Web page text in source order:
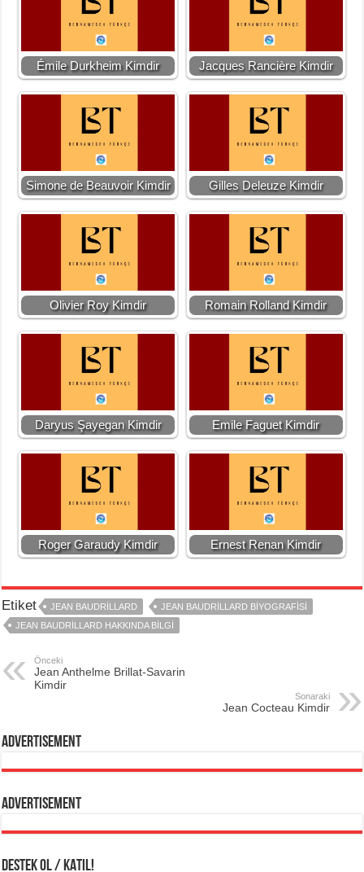
Émile Durkheim Kimdir Jacques Rancière Kimdir
Simone de Beauvoir Kimdir Gilles Deleuze Kimdir
Olivier Roy Kimdir Romain Rolland Kimdir
Daryus Şayegan Kimdir Emile Faguet Kimdir
Roger Garaudy Kimdir Ernest Renan Kimdir
Etiket JEAN BAUDRILLARD
JEAN BAUDRILLARD BIYOGRAFISI
JEAN BAUDRILLARD HAKKINDA BILGI
Önceki
Jean Anthelme Brillat-Savarin
Kimdir
Sonaraki
Jean Cocteau Kimdir
Advertisement
Advertisement
DESTEK OL / KATIL!